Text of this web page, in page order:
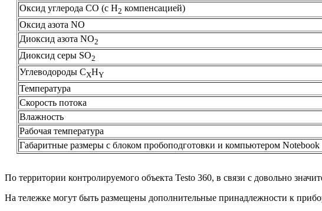
Оксид углерода СО (с Н2 компенсацией)
Оксид азота NO
Диоксид азота NO2
Диоксид серы SO2
Углеводороды СXНY
Температура
Скорость потока
Влажность
Рабочая температура
Габаритные размеры с блоком пробоподготовки и компьютером Notebook
По территории контролируемого объекта Testo 360, в связи с довольно
На тележке могут быть размещены дополнительные принадлежности к